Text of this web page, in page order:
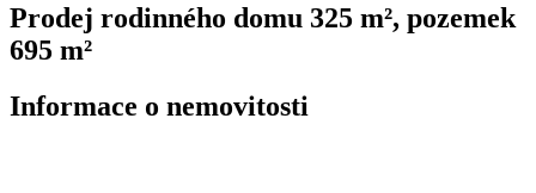
Prodej rodinného domu 325 m², pozemek
695 m²
Informace o nemovitosti